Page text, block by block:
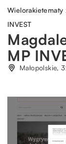
Wielorakietematy
INVEST
MP
Małopolskie,